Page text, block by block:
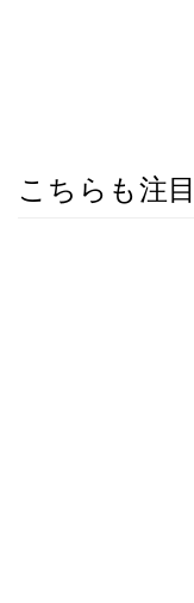
こちらも注目